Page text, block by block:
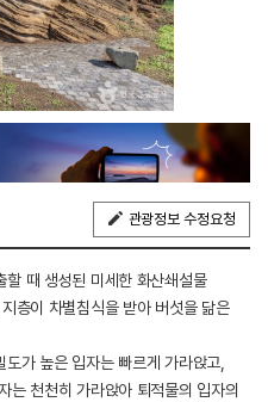
관광정보 수정요청
할 때 생성된 미세한 화산쇄설물
층이 차별침식을 받아 버섯을 닮은
가 높은 입자는 빠르게 가라앉고,
는 천천히 가라앉아 퇴적물의 입자의